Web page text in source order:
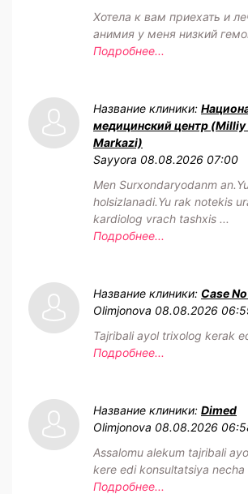
Хотела к вам приехать и
анимия у меня низкий
Подробнее...
Название клиники:
медицинский центр
Markazi)
Sayyora 08.08.2026 07:00
Men Surxondaryodanm
holsizlanadi.Yu rak notekis
kardiolog vrach tashxis ...
Подробнее...
Название клиники: Case
Olimjonova 08.08.2026
Tajribali ayol trixolog kerak
Подробнее...
Название клиники: Dimed
Olimjonova 08.08.2026
Assalomu alekum tajribali
kere edi konsultatsiya necha
Подробнее...